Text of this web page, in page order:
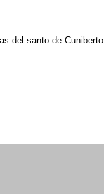
del santo de Cuniberto.